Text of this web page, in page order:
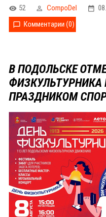
52 CompoDel
Комментарии (0)
В ПОДОЛЬСКЕ
ПРАЗДНИКОМ